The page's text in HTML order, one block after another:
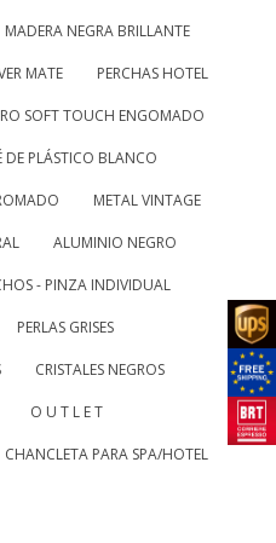
MADERA NEGRA BRILLANTE
MATE PERCHAS HOTEL
SOFT TOUCH ENGOMADO
DE PLÁSTICO BLANCO
METAL VINTAGE
ALUMINIO NEGRO
- PINZA INDIVIDUAL
PERLAS GRISES
CRISTALES NEGROS
O U T L E T
CHANCLETA PARA SPA/HOTEL